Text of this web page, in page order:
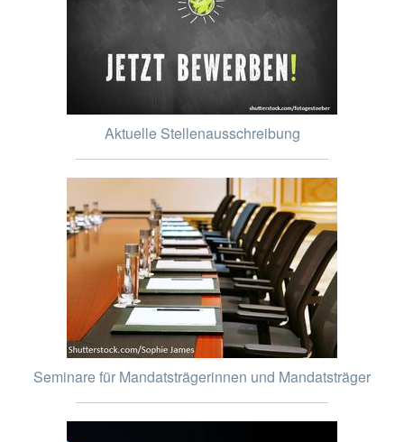
Aktuelle Stellenausschreibung
Seminare für Mandatsträgerinnen und Mandatsträger